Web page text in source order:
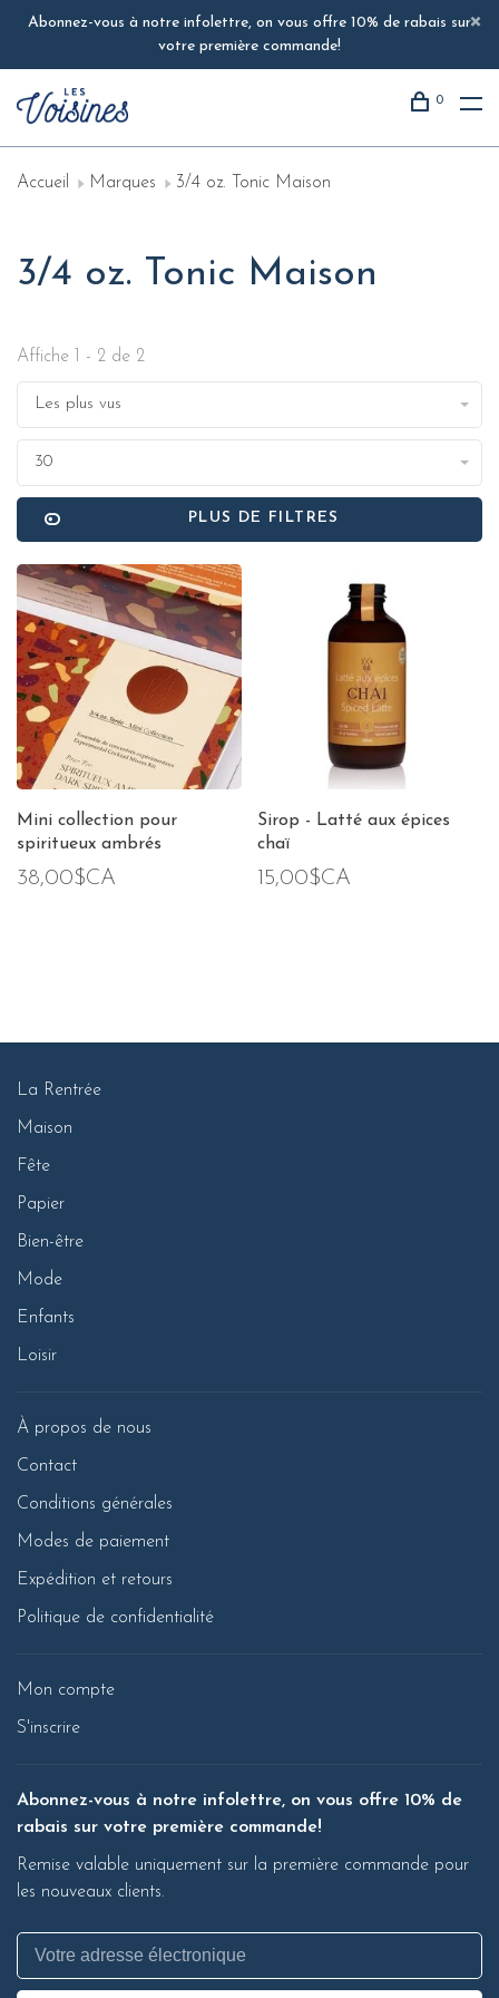
Abonnez-vous à notre infolettre, on vous offre 10% de rabais sur
votre première commande!
0
Accueil Marques 3/4 oz. Tonic Maison
3/4 oz. Tonic Maison
Affiche 1 - 2 de 2
Les plus vus
30
PLUS DE FILTRES
Mini collection pour
spiritueux ambrés
38,00$CA
Sirop - Latté aux épices
chaï
15,00$CA
La Rentrée
Maison
Fête
Papier
Bien-être
Mode
Enfants
Loisir
À propos de nous
Contact
Conditions générales
Modes de paiement
Expédition et retours
Politique de confidentialité
Mon compte
S'inscrire
Abonnez-vous à notre infolettre, on vous offre 10% de
rabais sur votre première commande!
Remise valable uniquement sur la première commande pour
les nouveaux clients.